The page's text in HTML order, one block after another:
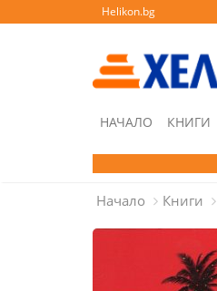
Helikon.bg
НАЧАЛО КНИГИ
Начало Книги